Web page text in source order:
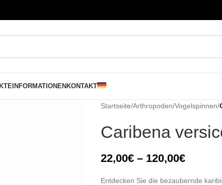
INFORMATIONEN KONTAKT
Startseite/Arthropoden/Vogelspinnen/
Caribena
22,00€ – 120,00€
Entdecken Sie die bezaubernde